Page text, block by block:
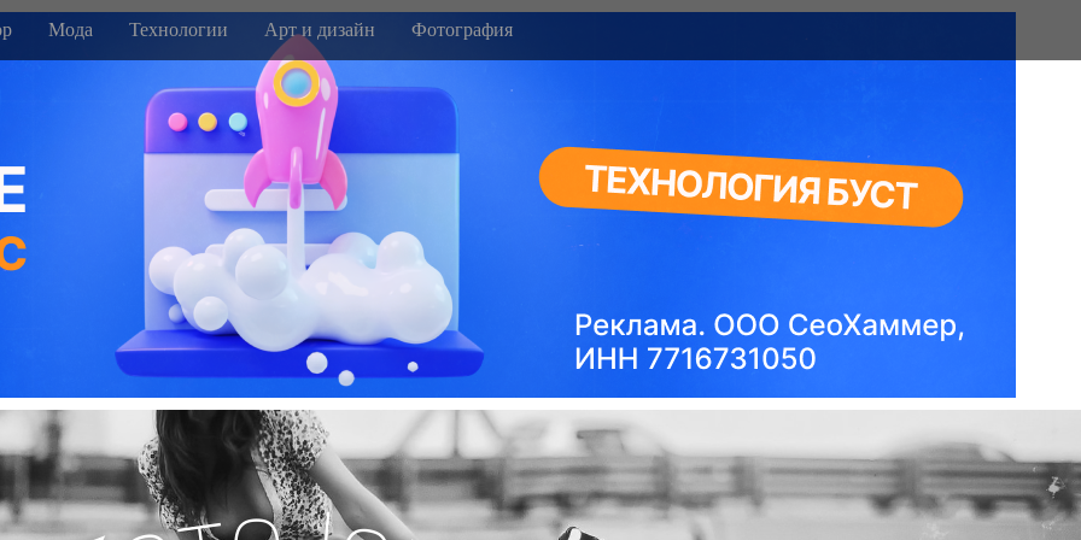
Мода Технологии Арт и дизайн Фотография